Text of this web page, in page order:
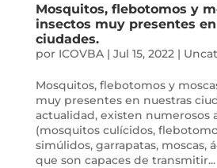
Mosquitos, flebotomos y
insectos muy presentes
ciudades.
por ICOVBA| Jul 15, 2022|
Mosquitos, flebotomos y
muy presentes en nuestras
actualidad, existen numerosos
(mosquitos culícidos,
simúlidos, garrapatas, moscas,
que son capaces de transmitir...